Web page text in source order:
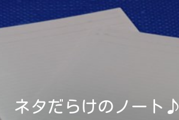
ネタだらけのノート♪